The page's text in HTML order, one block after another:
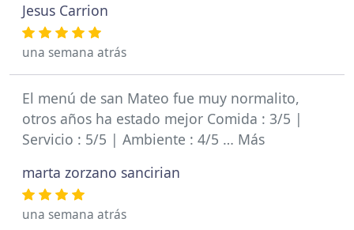
Jesus Carrion
una semana atrás
El menú de san Mateo fue muy normalito,
otros años ha estado mejor Comida : 3/5 |
Servicio : 5/5 | Ambiente : 4/5 … Más
marta zorzano sancirian
una semana atrás